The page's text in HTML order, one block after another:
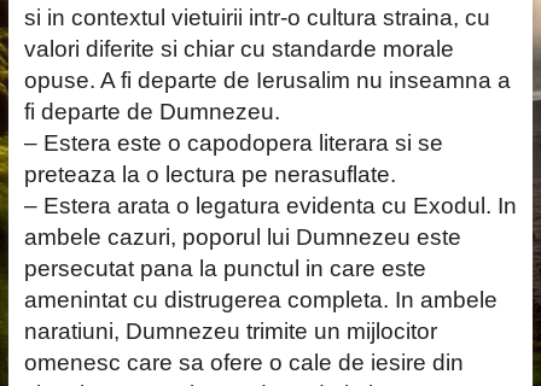
si in contextul vietuirii intr-o cultura straina, cu
valori diferite si chiar cu standarde morale
opuse. A fi departe de Ierusalim nu inseamna a
fi departe de Dumnezeu.
– Estera este o capodopera literara si se
preteaza la o lectura pe nerasuflate.
– Estera arata o legatura evidenta cu Exodul. In
ambele cazuri, poporul lui Dumnezeu este
persecutat pana la punctul in care este
amenintat cu distrugerea completa. In ambele
naratiuni, Dumnezeu trimite un mijlocitor
omenesc care sa ofere o cale de iesire din